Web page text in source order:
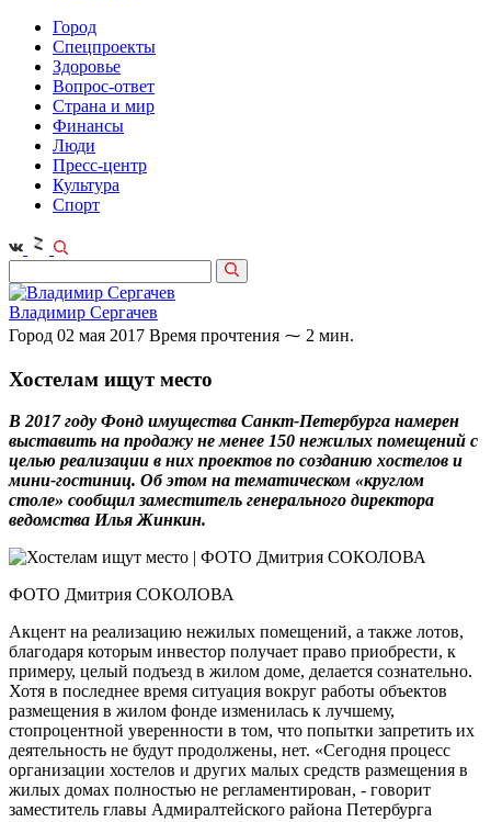
Город
Спецпроекты
Здоровье
Вопрос-ответ
Страна и мир
Финансы
Люди
Пресс-центр
Культура
Спорт
Владимир Сергачев
Город 02 мая 2017 Время прочтения ⁓ 2 мин.
Хостелам ищут место
В 2017 году Фонд имущества Санкт-Петербурга намерен
выставить на продажу не менее 150 нежилых помещений с
целью реализации в них проектов по созданию хостелов и
мини-гостиниц. Об этом на тематическом «круглом
столе» сообщил заместитель генерального директора
ведомства Илья Жинкин.
ФОТО Дмитрия СОКОЛОВА
Акцент на реализацию нежилых помещений, а также лотов,
благодаря которым инвестор получает право приобрести, к
примеру, целый подъезд в жилом доме, делается сознательно.
Хотя в последнее время ситуация вокруг работы объектов
размещения в жилом фонде изменилась к лучшему,
стопроцентной уверенности в том, что попытки запретить их
деятельность не будут продолжены, нет. «Сегодня процесс
организации хостелов и других малых средств размещения в
жилых домах полностью не регламентирован, - говорит
заместитель главы Адмиралтейского района Петербурга